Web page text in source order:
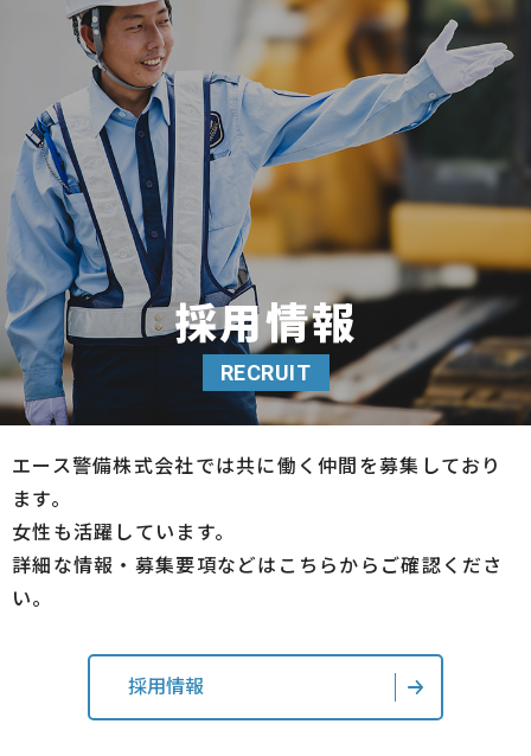
2025/09/11
ホームページを公開しました。
2025/03/12
健康経営優良法人２０２５に認定されました
2025/01/06
新年のご挨拶
2024/09/06
このたびの洪水、台風で被災された方々には心から
お見舞い申しあげます。
2024/07/12
採用情報
RECRUIT
エース警備株式会社では共に働く仲間を募集しており
ます。
女性も活躍しています。
詳細な情報・募集要項などはこちらからご確認くださ
い。
採用情報